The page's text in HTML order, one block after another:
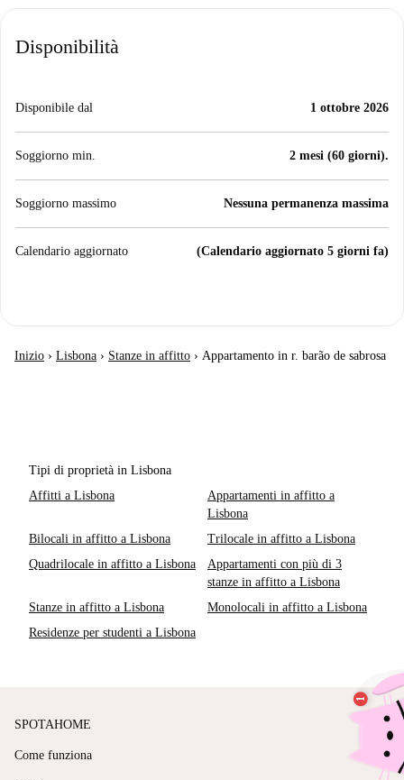
Disponibilità
Disponibile dal 1 ottobre 2026
Soggiorno min. 2 mesi (60 giorni).
Soggiorno massimo Nessuna permanenza massima
Calendario aggiornato (Calendario aggiornato 5 giorni fa)
Inizio › Lisbona › Stanze in affitto › Appartamento in r. barão de sabrosa
Tipi di proprietà in Lisbona
Affitti a Lisbona
Appartamenti in affitto a
Lisbona
Bilocali in affitto a Lisbona
Trilocale in affitto a Lisbona
Quadrilocale in affitto a Lisbona
Appartamenti con più di 3
stanze in affitto a Lisbona
Stanze in affitto a Lisbona
Monolocali in affitto a Lisbona
Residenze per studenti a Lisbona
SPOTAHOME
Come funziona